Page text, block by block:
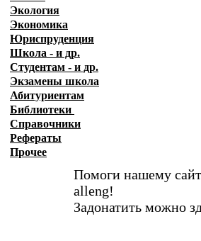
Экология
Экономика
Юриспруденция
Школа - и др.
Студентам - и др.
Экзамены школа
Абитуриентам
Библиотеки
Справочники
Рефераты
Прочее
Помоги нашему
alleng!
Задонатить можно